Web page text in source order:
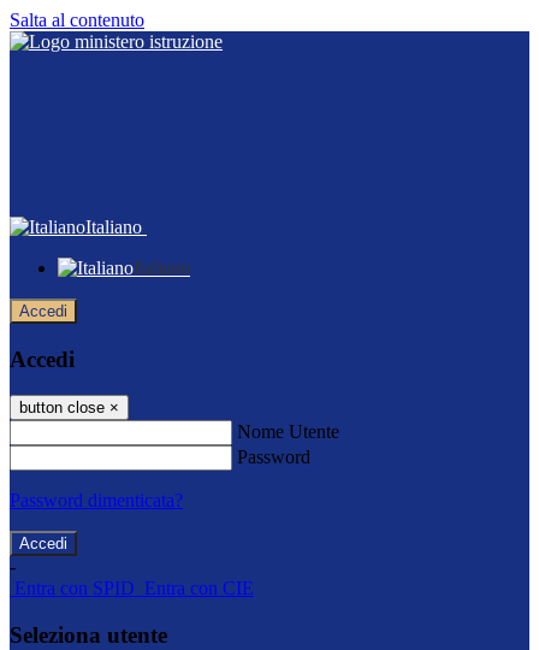
Salta al contenuto
Italiano
Italiano
Accedi
Accedi
button close ×
Nome Utente
Password
Password dimenticata?
-
Entra con SPID Entra con CIE
Seleziona utente